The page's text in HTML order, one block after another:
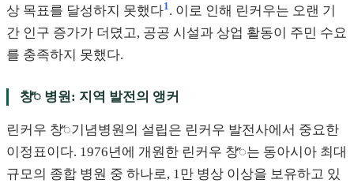
상 목표를 달성하지 못했다1. 이로 인해 린커우는 오랜 기
간 인구 증가가 더뎠고, 공공 시설과 상업 활동이 주민 수요
를 충족하지 못했다.
창ꥐ 병원: 지역 발전의 앵커
린커우 창ꥐ기념병원의 설립은 린커우 발전사에서 중요한
이정표이다. 1976년에 개원한 린커우 창ꥐ는 동아시아 최대
규모의 종합 병원 중 하나로, 1만 병상 이상을 보유하고 있